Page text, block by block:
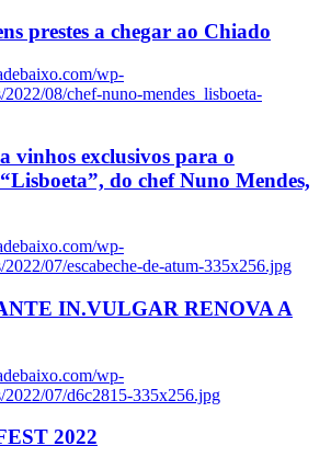
prestes a chegar ao Chiado
wp-
2022/08/chef-nuno-mendes_lisboeta-
vinhos exclusivos para o
do chef Nuno Mendes,
wp-
2022/07/escabeche-de-atum-335x256.jpg
IN.VULGAR RENOVA A
wp-
2022/07/d6c2815-335x256.jpg
2022